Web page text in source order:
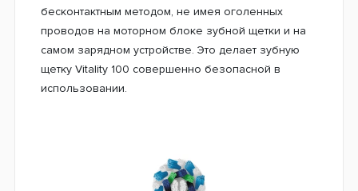
бесконтактным методом, не имея оголенных
проводов на моторном блоке зубной щетки и на
самом зарядном устройстве. Это делает зубную
щетку Vitality 100 совершенно безопасной в
использовании.